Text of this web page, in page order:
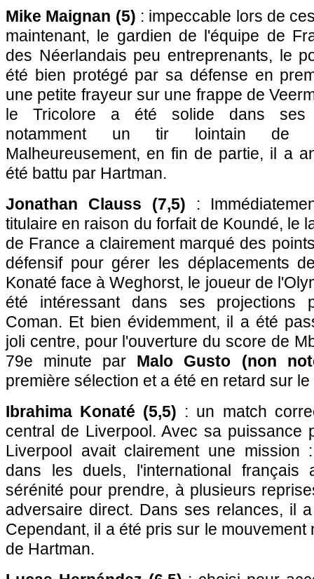
Mike Maignan (5) : impeccable lors de
maintenant, le gardien de l'équipe de
des Néerlandais peu entreprenants, le
été bien protégé par sa défense en
une petite frayeur sur une frappe de
le Tricolore a été solide dans ses
notamment un tir lointain de
Malheureusement, en fin de partie, il a
été battu par Hartman.
Jonathan Clauss (7,5) :
titulaire en raison du forfait de Koundé, le
de France a clairement marqué des
défensif pour gérer les déplacements
Konaté face à Weghorst, le joueur de
été intéressant dans ses projections
Coman. Et bien évidemment, il a été
joli centre, pour l'ouverture du score de
79e minute par Malo Gusto (non
première sélection et a été en retard sur
Ibrahima Konaté (5,5) : un match
central de Liverpool. Avec sa puissance
Liverpool avait clairement une mission
dans les duels, l'international français
sérénité pour prendre, à plusieurs
adversaire direct. Dans ses relances, il
Cependant, il a été pris sur le mouvement
de Hartman.